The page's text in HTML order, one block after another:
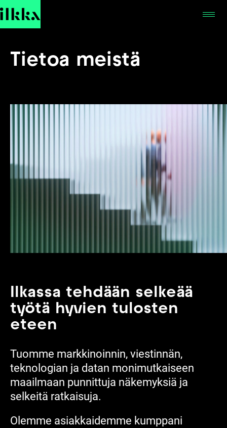
Hyppää
sisältöön
Tietoa meistä
Ilkassa tehdään selkeää
työtä hyvien tulosten
eteen
Tuomme markkinoinnin, viestinnän,
teknologian ja datan monimutkaiseen
maailmaan punnittuja näkemyksiä ja
selkeitä ratkaisuja.
Olemme asiakkaidemme kumppani